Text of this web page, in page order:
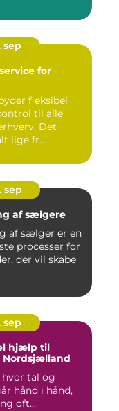
sep
for
fleksibel
til alle
Det
lige fr...
sep
af sælgere
af sælger er en
processer for
der vil skabe
sep
hjælp til
Nordsjælland
hvor tal og
hånd i hånd,
oft...